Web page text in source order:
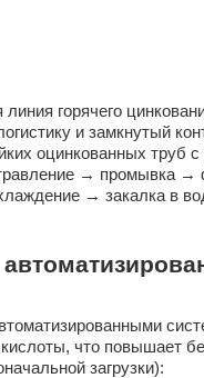
горячего
и замкнутый
оцинкованных
→ промывка
→ закалка в
что повышает
загрузки):